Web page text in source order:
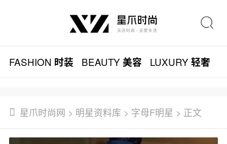
FASHION 时装 BEAUTY美容 LUXURY轻奢
星爪时尚网 > 明星资料库 > 字母F明星 > 正文